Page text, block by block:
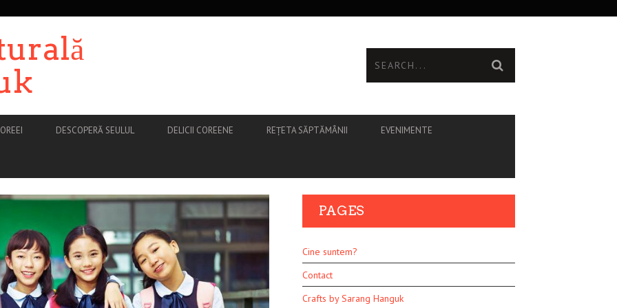
DESCOPERĂ SEULUL DELICII COREENE REȚETA SĂPTĂMÂNII EVENIMENTE
PAGES
Cine suntem?
Contact
Crafts by Sarang Hanguk